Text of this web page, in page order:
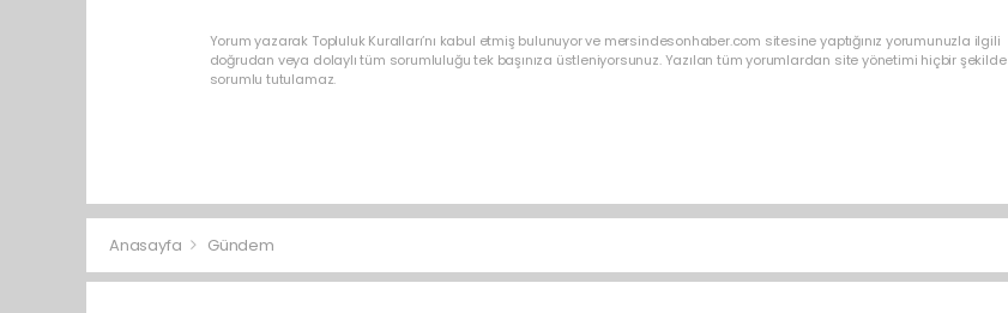
Yorum yazarak Topluluk Kuralları’nı kabul etmiş bulunuyor ve mersindesonhaber.com sitesine yaptığınız yorumunuzla ilgili
doğrudan veya dolaylı tüm sorumluluğu tek başınıza üstleniyorsunuz. Yazılan tüm yorumlardan site yönetimi hiçbir şekilde
sorumlu tutulamaz.
Anasayfa Gündem